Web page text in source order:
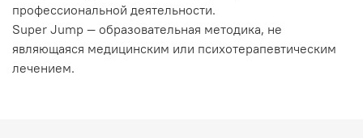
профессиональной деятельности.
Super Jump — образовательная методика, не
являющаяся медицинским или психотерапевтическим
лечением.